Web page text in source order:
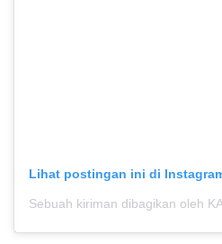
Lihat postingan ini di
Sebuah kiriman dibagikan oleh